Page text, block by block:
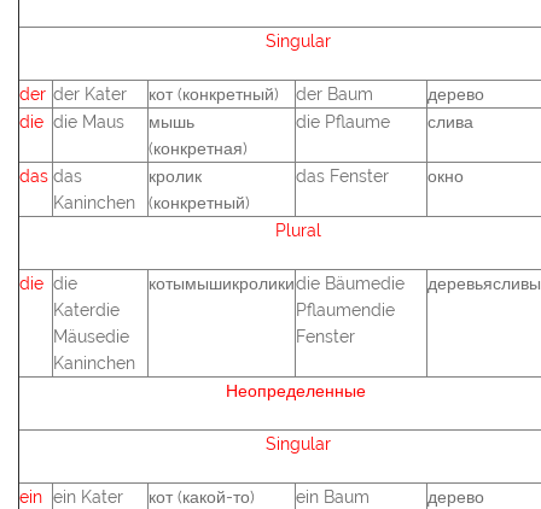
Singular
der der Kater кот (конкретный) der Baum
дерево
die die Maus
мышь
(конкретная)
die Pflaume слива
das das
Kaninchen
кролик
(конкретный)
das Fenster окно
Plural
die die
Katerdie
Mäusedie
Kaninchen
котымышикроликиdie Bäumedie
Pflaumendie
Fenster
Неопределенные
Singular
ein ein Kater кот (какой-то) ein Baum
дерево